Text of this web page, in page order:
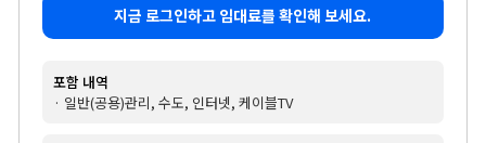
지금 로그인하고 임대료를 확인해 보세요.
포함 내역
· 일반(공용)관리, 수도, 인터넷, 케이블TV